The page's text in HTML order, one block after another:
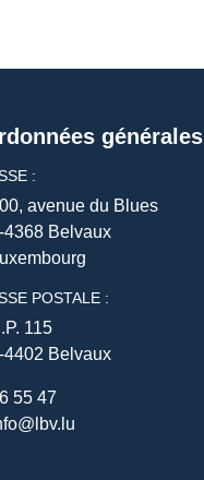
générales
:
avenue du Blues
4368 Belvaux
POSTALE :
115
4402 Belvaux
55 47